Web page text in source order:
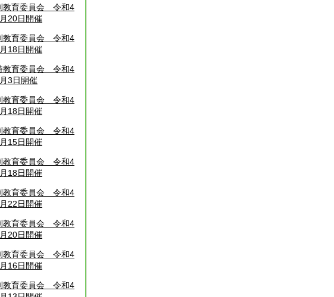
教育委員会 令和4
20日開催
教育委員会 令和4
18日開催
教育委員会 令和4
3日開催
教育委員会 令和4
18日開催
教育委員会 令和4
15日開催
教育委員会 令和4
18日開催
教育委員会 令和4
22日開催
教育委員会 令和4
20日開催
教育委員会 令和4
16日開催
教育委員会 令和4